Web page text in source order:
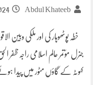
Abdul Khateeb
خطہ پوٹھوہار کی اور ملکی
کہوٹہ کے گاؤں مٹور میں پیدا